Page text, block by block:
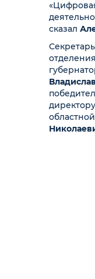
сказал